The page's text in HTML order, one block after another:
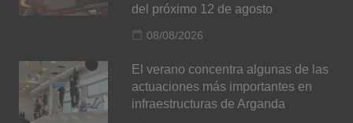
del próximo 12 de agosto
08/08/2026
El verano concentra algunas de las
actuaciones más importantes en
infraestructuras de Arganda